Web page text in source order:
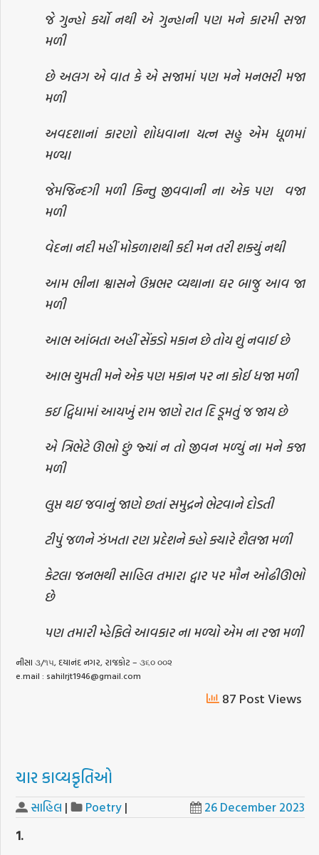
જે ગુન્હો કર્યો નથી એ ગુન્હાની પણ મને કારમી સજા
મળી
છે અલગ એ વાત કે એ સજામાં પણ મને મનભરી મજા
મળી
અવદશાનાં કારણો શોધવાના યત્ન સહુ એમ ધૂળમાં
મળ્યા
જેમજિન્દગી મળી કિન્તુ જીવવાની ના એક પણ
વજા
મળી
વેદના નદી મહીં મોકળાશથી કદી મન તરી શક્યું નથી
આમ ભીના શ્વાસને ઉમ્રભર વ્યથાના ઘર બાજુ આવ જા
મળી
આભ આંબતા અહીં સેંકડો મકાન છે તોય શું નવાઈ છે
આભ ચુમતી મને એક પણ મકાન પર ના કોઈ ધજા મળી
કઇ દ્વિધામાં આયખું રામ જાણે રાત દિ ડૂમતું જ જાય છે
એ ત્રિભેટે ઊભો છું જ્યાં ન તો જીવન મળ્યું ના મને કજા
મળી
લુપ્ત થઇ જવાનું જાણે છતાં સમુદ્રને ભેટવાને દોડતી
ટીપું જળને ઝંખતા રણ પ્રદેશને કહો ક્યારે શૈલજા મળી
કેટલા જનભથી સાહિલ તમારા દ્વાર પર મૌન ઓઢીઊભો
છે
પણ તમારી મ્હેફિલે આવકાર ના મળ્યો એમ ના રજા મળી
નીસા ૩/૧૫, દયાનંદ નગર, રાજકોટ – ૩૬૦ ૦૦૨
e.mail : sahilrjt1946@gmail.com
87 Post Views
ચાર કાવ્યકૃતિઓ
સાહિલ | Poetry | 26 December 2023
1.